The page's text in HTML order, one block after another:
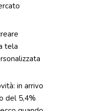
tela
in arrivo
del 5,4%